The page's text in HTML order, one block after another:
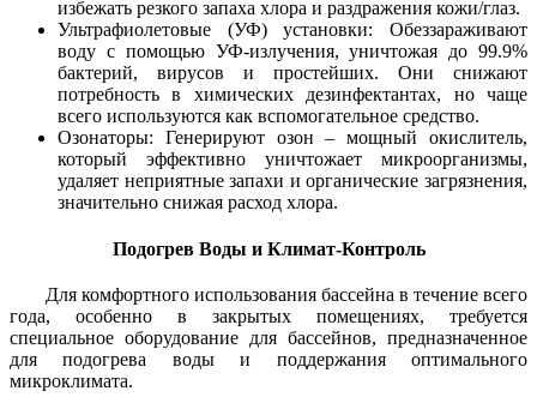
избежать резкого запаха хлора и раздражения кожи/глаз.
Ультрафиолетовые (УФ) установки: Обеззараживают
воду с помощью УФ-излучения, уничтожая до 99.9%
бактерий, вирусов и простейших. Они снижают
потребность в химических дезинфектантах, но чаще
всего используются как вспомогательное средство.
Озонаторы: Генерируют озон – мощный окислитель,
который эффективно уничтожает микроорганизмы,
удаляет неприятные запахи и органические загрязнения,
значительно снижая расход хлора.
Подогрев Воды и Климат-Контроль
Для комфортного использования бассейна в течение всего
года, особенно в закрытых помещениях, требуется
специальное оборудование для бассейнов, предназначенное
для подогрева воды и поддержания оптимального
микроклимата.